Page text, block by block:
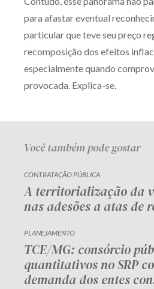
para afastar eventual
particular que teve seu preço
recomposição dos efeitos
especialmente quando
provocada. Explica-se.
Você também pode gostar
CONTRATAÇÃO PÚBLICA
A territorialização da
nas adesões a atas de
PLANEJAMENTO
TCE/MG: consórcio
quantitativos no SRP
demanda dos entes